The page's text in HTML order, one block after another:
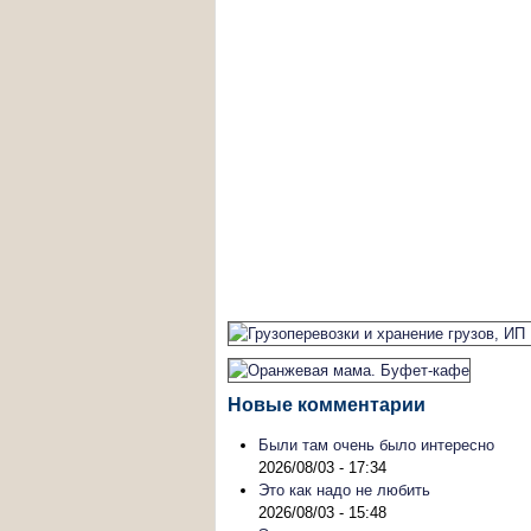
Новые комментарии
Были там очень было интересно
2026/08/03 - 17:34
Это как надо не любить
2026/08/03 - 15:48